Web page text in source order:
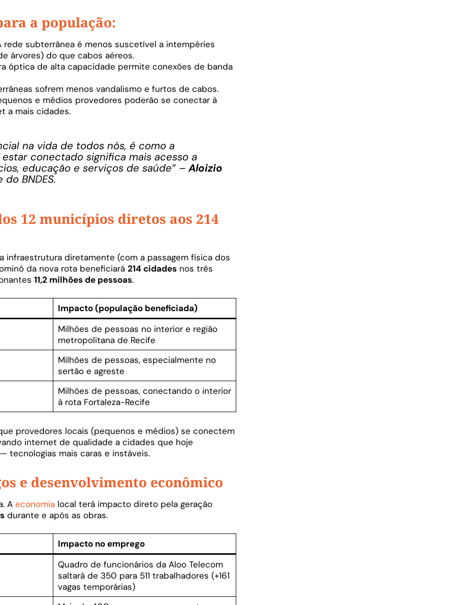
a população:
rede subterrânea é menos suscetível a intempéries
árvores) do que cabos aéreos.
óptica de alta capacidade permite conexões de banda
sofrem menos vandalismo e furtos de cabos.
e médios provedores poderão se conectar à
a mais cidades.
na vida de todos nós, é como a
conectado significa mais acesso a
educação e serviços de saúde” –Aloizio
BNDES.
12 municípios diretos aos 214
infraestrutura diretamente (com a passagem física dos
da nova rota beneficiará 214 cidades nos três
11,2 milhões de pessoas.
Impacto (população beneficiada)
Milhões de pessoas no interior e região
metropolitana de Recife
Milhões de pessoas, especialmente no
sertão e agreste
Milhões de pessoas, conectando o interior
à rota Fortaleza-Recife
provedores locais (pequenos e médios) se conectem
internet de qualidade a cidades que hoje
tecnologias mais caras e instáveis.
e desenvolvimento econômico
A economia local terá impacto direto pela geração
durante e após as obras.
Impacto no emprego
Quadro de funcionários da Aloo Telecom
saltará de 350 para 511 trabalhadores (+161
vagas temporárias)